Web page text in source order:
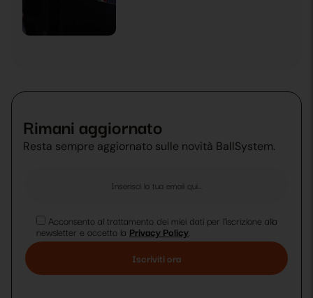
Rimani aggiornato
Resta sempre aggiornato sulle novità BallSystem.
Acconsento al trattamento dei miei dati per l’iscrizione alla
newsletter e accetto la Privacy Policy.